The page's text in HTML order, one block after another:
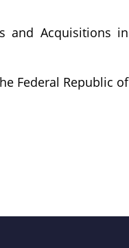
and Acquisitions in
Federal Republic of